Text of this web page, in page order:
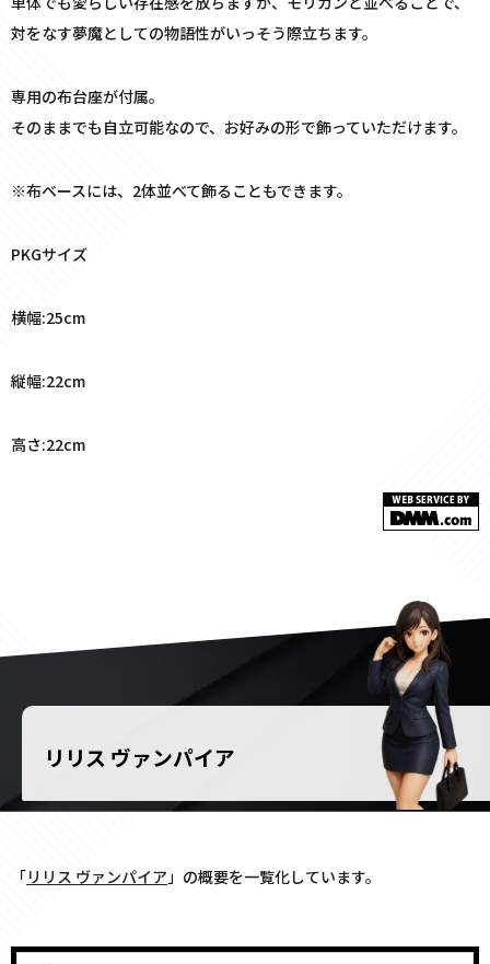
対をなす夢魔としての物語性がいっそう際立ちます。
専用の布台座が付属。
そのままでも自立可能なので、お好みの形で飾っていただけます。
※布ベースには、2体並べて飾ることもできます。
PKGサイズ
横幅:25cm
縦幅:22cm
高さ:22cm
リリス ヴァンパイア
「リリス ヴァンパイア 」の概要を一覧化しています。